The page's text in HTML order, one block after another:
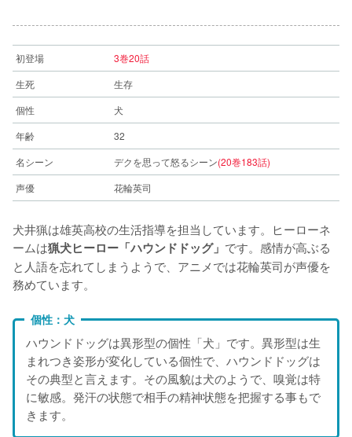
初登場
3巻20話
生死
生存
個性
犬
年齢
32
名シーン
デクを思って怒るシーン(20巻183話)
声優
花輪英司
犬井猟は雄英高校の生活指導を担当しています。ヒーローネ
ームは猟犬ヒーロー「ハウンドドッグ」 です。感情が高ぶる
と人語を忘れてしまうようで、アニメでは花輪英司が声優を
務めています。
個性：犬
ハウンドドッグは異形型の個性「犬」です。異形型は生
まれつき姿形が変化している個性で、ハウンドドッグは
その典型と言えます。その風貌は犬のようで、嗅覚は特
に敏感。発汗の状態で相手の精神状態を把握する事もで
きます。